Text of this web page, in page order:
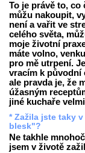
To je právě to, co
můžu nakoupit,
není a vařit ve
celého světa,
moje životní
máte volno,
pro mě utrpení.
vracím k původní
ale pravda je, že
úžasným
jiné kuchaře
* Zažila jste taky
blesk"?
Ne takhle
jsem v životě